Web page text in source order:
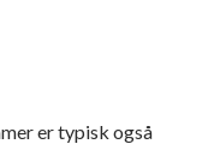
er typisk også